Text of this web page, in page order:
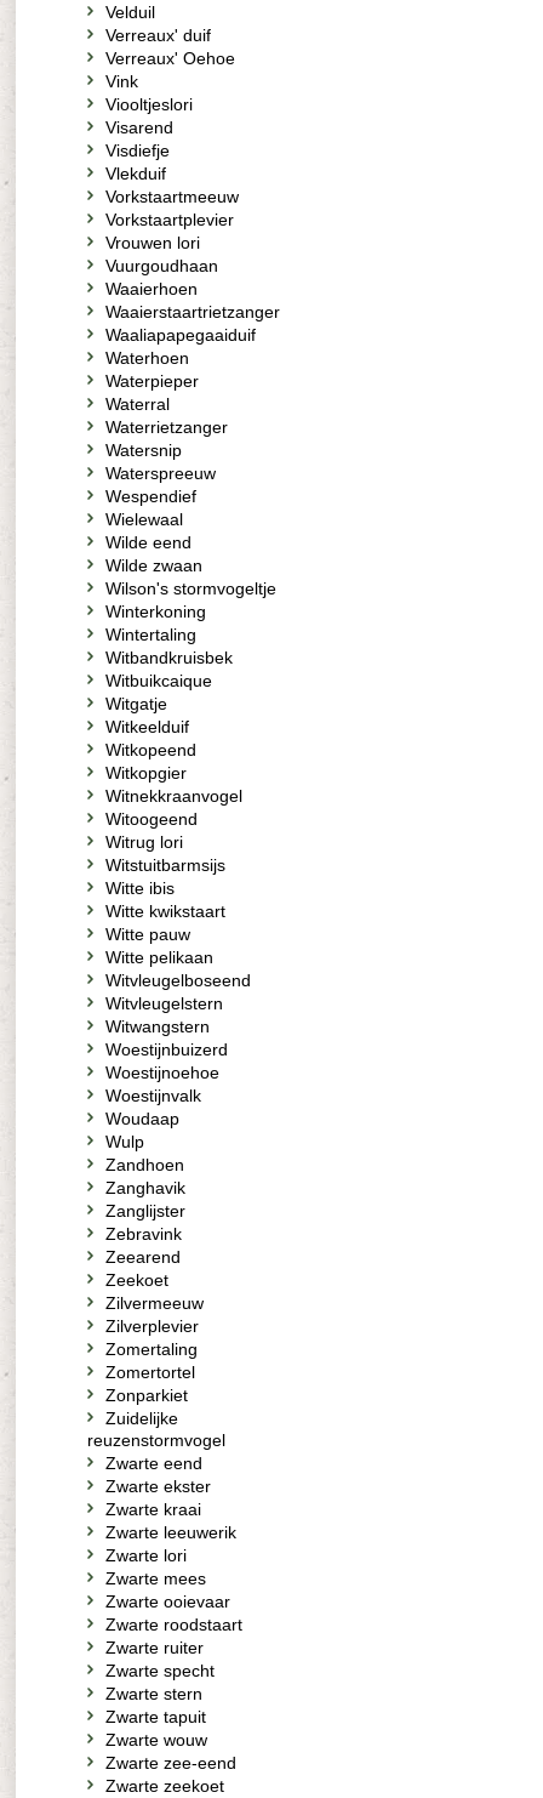
Velduil
Verreaux' duif
Verreaux' Oehoe
Vink
Viooltjeslori
Visarend
Visdiefje
Vlekduif
Vorkstaartmeeuw
Vorkstaartplevier
Vrouwen lori
Vuurgoudhaan
Waaierhoen
Waaierstaartrietzanger
Waaliapapegaaiduif
Waterhoen
Waterpieper
Waterral
Waterrietzanger
Watersnip
Waterspreeuw
Wespendief
Wielewaal
Wilde eend
Wilde zwaan
Wilson's stormvogeltje
Winterkoning
Wintertaling
Witbandkruisbek
Witbuikcaique
Witgatje
Witkeelduif
Witkopeend
Witkopgier
Witnekkraanvogel
Witoogeend
Witrug lori
Witstuitbarmsijs
Witte ibis
Witte kwikstaart
Witte pauw
Witte pelikaan
Witvleugelboseend
Witvleugelstern
Witwangstern
Woestijnbuizerd
Woestijnoehoe
Woestijnvalk
Woudaap
Wulp
Zandhoen
Zanghavik
Zanglijster
Zebravink
Zeearend
Zeekoet
Zilvermeeuw
Zilverplevier
Zomertaling
Zomertortel
Zonparkiet
Zuidelijke
reuzenstormvogel
Zwarte eend
Zwarte ekster
Zwarte kraai
Zwarte leeuwerik
Zwarte lori
Zwarte mees
Zwarte ooievaar
Zwarte roodstaart
Zwarte ruiter
Zwarte specht
Zwarte stern
Zwarte tapuit
Zwarte wouw
Zwarte zee-eend
Zwarte zeekoet